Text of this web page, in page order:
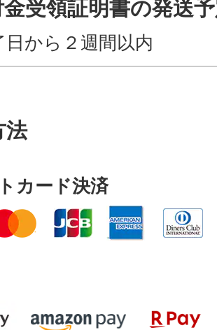
受領証明書の発送
日から２週間以内
法
カード決済